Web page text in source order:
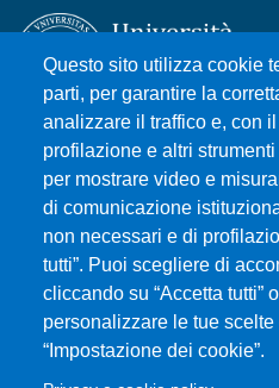
Questo sito utilizza cookie
parti, per garantire la
analizzare il traffico e, con
profilazione e altri
per mostrare video e
di comunicazione
non necessari e di
tutti”. Puoi scegliere di
cliccando su “Accetta tutti”
personalizzare le tue
“Impostazione dei cookie”.
Università degli Studi di
Piazza Pugliatti, 1 - 98122
Cod. Fiscale 80004070837
P.IVA 00724160833
Centralino: 090 676 1
MENÙ SOCIAL